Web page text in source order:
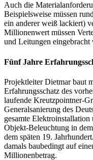
Auch die
Beispielsweise müssen
ein anderer weiß lackiert)
Millionenwert müssen
und Leitungen eingebracht
Fünf Jahre
Projektleiter Dietmar baut
Erfahrungsschatz des
laufende Kreutzpointner-
Generalsanierung des
gesamte
Objekt-Beleuchtung in
dem späten 19.
damals baubedingt auf
Millionenbetrag.